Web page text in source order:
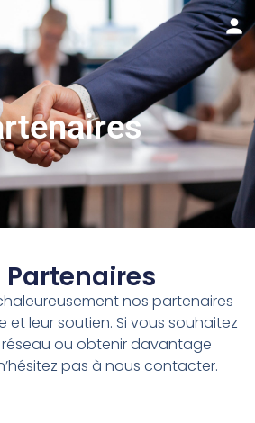
Partenaires
nos partenaires
leur soutien. Si vous souhaitez
ou obtenir davantage
pas à nous contacter.